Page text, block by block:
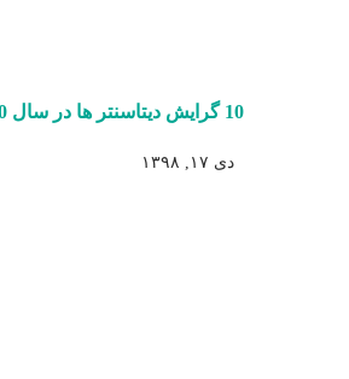
10 گرایش دیتاسنتر ها در سال 2020 از سوی موسسه آپ‌تایم
دی ۱۷, ۱۳۹۸